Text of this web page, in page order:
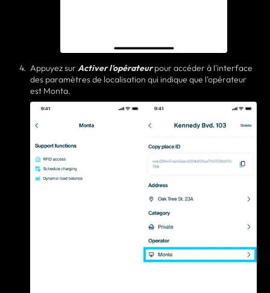
Appuyez surActiver l'opérateur pour accéder à l'interface
des paramètres de localisation qui indique que l'opérateur
est Monta.